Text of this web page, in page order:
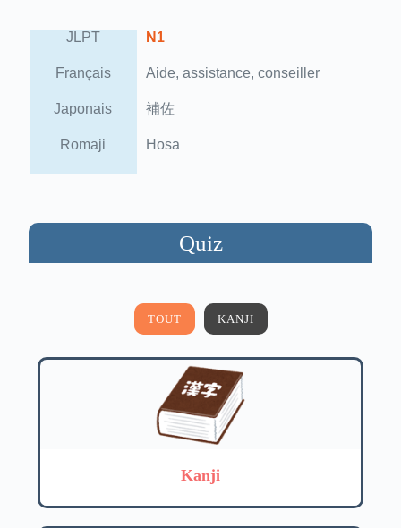
JLPT N1
Français Aide, assistance, conseiller
Japonais 補佐
Romaji Hosa
Quiz
TOUT KANJI
Kanji